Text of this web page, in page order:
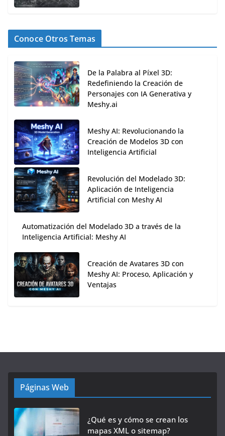
Conoce Otros Temas
De la Palabra al Píxel 3D:
Redefiniendo la Creación de
Personajes con IA Generativa y
Meshy.ai
Meshy AI: Revolucionando la
Creación de Modelos 3D con
Inteligencia Artificial
Revolución del Modelado 3D:
Aplicación de Inteligencia
Artificial con Meshy AI
Automatización del Modelado 3D a través de la
Inteligencia Artificial: Meshy AI
Creación de Avatares 3D con
Meshy AI: Proceso, Aplicación y
Ventajas
Páginas Web
¿Qué es y cómo se crean los
mapas XML o sitemap?